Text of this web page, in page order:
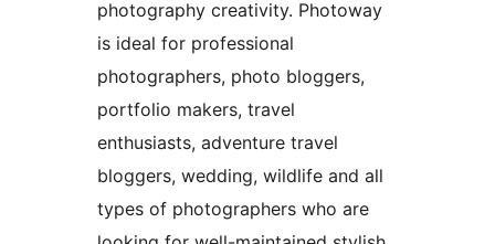
photography creativity. Photoway
is ideal for professional
photographers, photo bloggers,
portfolio makers, travel
enthusiasts, adventure travel
bloggers, wedding, wildlife and all
types of photographers who are